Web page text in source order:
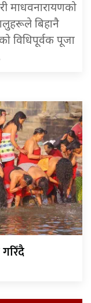
माधवनारायणको
बिहानै
विधिपूर्वक पूजा